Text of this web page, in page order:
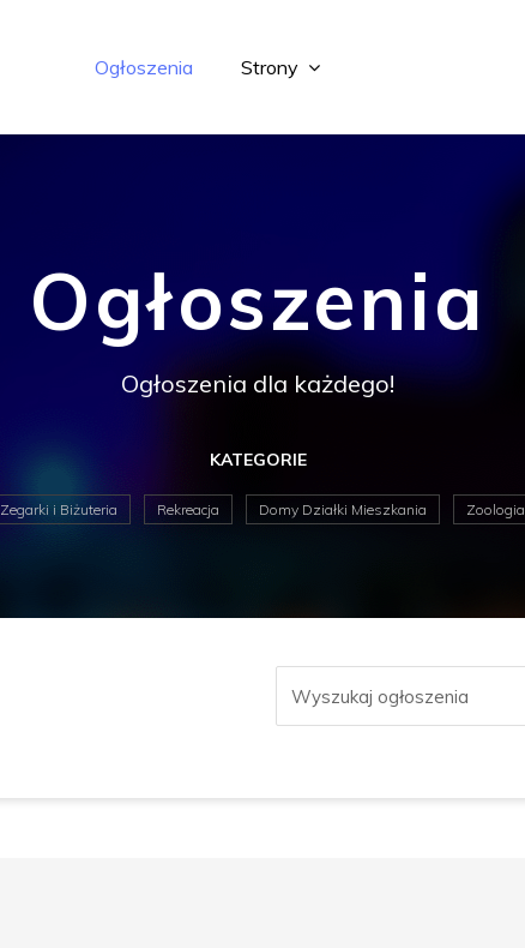
Ogłoszenia Strony
Ogłoszenia
Ogłoszenia dla każdego!
KATEGORIE
Zegarki i Biżuteria Rekreacja Domy Działki Mieszkania Zoologia